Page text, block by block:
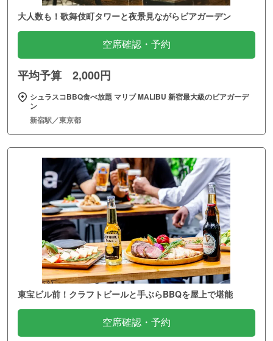
大人数も！歌舞伎町タワーと夜景見ながらビアガーデン
空席確認・予約
平均予算 2,000円
シュラスコBBQ食べ放題 マリブ MALIBU 新宿最大級のビアガーデ
ン
新宿駅／東京都
東宝ビル前！クラフトビールと手ぶらBBQを屋上で堪能
空席確認・予約